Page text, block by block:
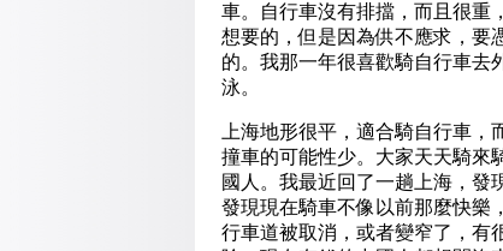
車。自行車沒有排擋，而且很重
想要的，但是因為供不應求，要
的。我那一年很喜歡騎自行車去
泳。
上海地形很平，適合騎自行車
撞車的可能性少。大家天天騎來
國人。我最近回了一趟上海，發
發現現在騎車不像以前那麼快樂
行車道被取消，或者變窄了，